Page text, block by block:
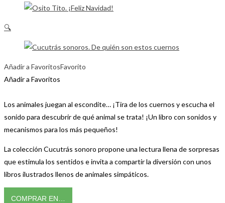
🔍
Añadir a FavoritosFavorito
Añadir a Favoritos
Los animales juegan al escondite… ¡Tira de los cuernos y escucha el
sonido para descubrir de qué animal se trata! ¡Un libro con sonidos y
mecanismos para los más pequeños!
La colección Cucutrás sonoro propone una lectura llena de sorpresas
que estimula los sentidos e invita a compartir la diversión con unos
libros ilustrados llenos de animales simpáticos.
COMPRAR EN…